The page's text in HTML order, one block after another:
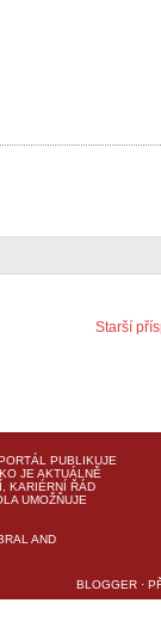
Starší
PUBLIKUJE
JE AKTUÁLNĚ
KARIÉRNÍ ŘÁD
UMOŽŇUJE
AND
BLOGGER ·